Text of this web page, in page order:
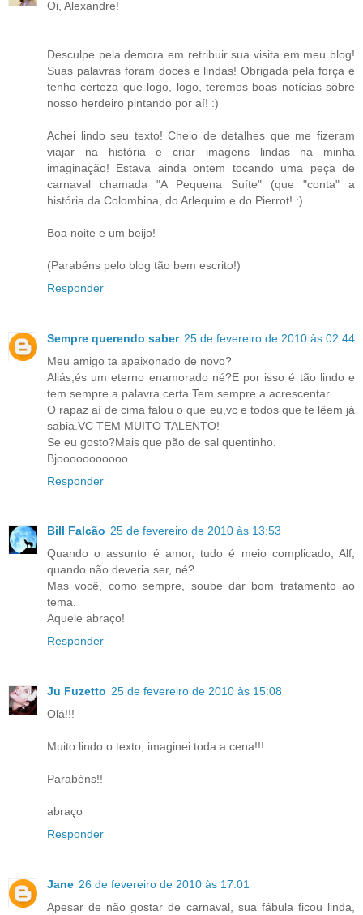
Oi, Alexandre!
Desculpe pela demora em retribuir sua visita em meu blog!
Suas palavras foram doces e lindas! Obrigada pela força e
tenho certeza que logo, logo, teremos boas notícias sobre
nosso herdeiro pintando por aí! :)
Achei lindo seu texto! Cheio de detalhes que me fizeram
viajar na história e criar imagens lindas na minha
imaginação! Estava ainda ontem tocando uma peça de
carnaval chamada "A Pequena Suíte" (que "conta" a
história da Colombina, do Arlequim e do Pierrot! :)
Boa noite e um beijo!
(Parabéns pelo blog tão bem escrito!)
Responder
Sempre querendo saber 25 de fevereiro de 2010 às 02:44
Meu amigo ta apaixonado de novo?
Aliás,és um eterno enamorado né?E por isso é tão lindo e
tem sempre a palavra certa.Tem sempre a acrescentar.
O rapaz aí de cima falou o que eu,vc e todos que te lêem já
sabia.VC TEM MUITO TALENTO!
Se eu gosto?Mais que pão de sal quentinho.
Bjooooooooooo
Responder
Bill Falcão 25 de fevereiro de 2010 às 13:53
Quando o assunto é amor, tudo é meio complicado, Alf,
quando não deveria ser, né?
Mas você, como sempre, soube dar bom tratamento ao
tema.
Aquele abraço!
Responder
Ju Fuzetto 25 de fevereiro de 2010 às 15:08
Olá!!!
Muito lindo o texto, imaginei toda a cena!!!
Parabéns!!
abraço
Responder
Jane 26 de fevereiro de 2010 às 17:01
Apesar de não gostar de carnaval, sua fábula ficou linda,